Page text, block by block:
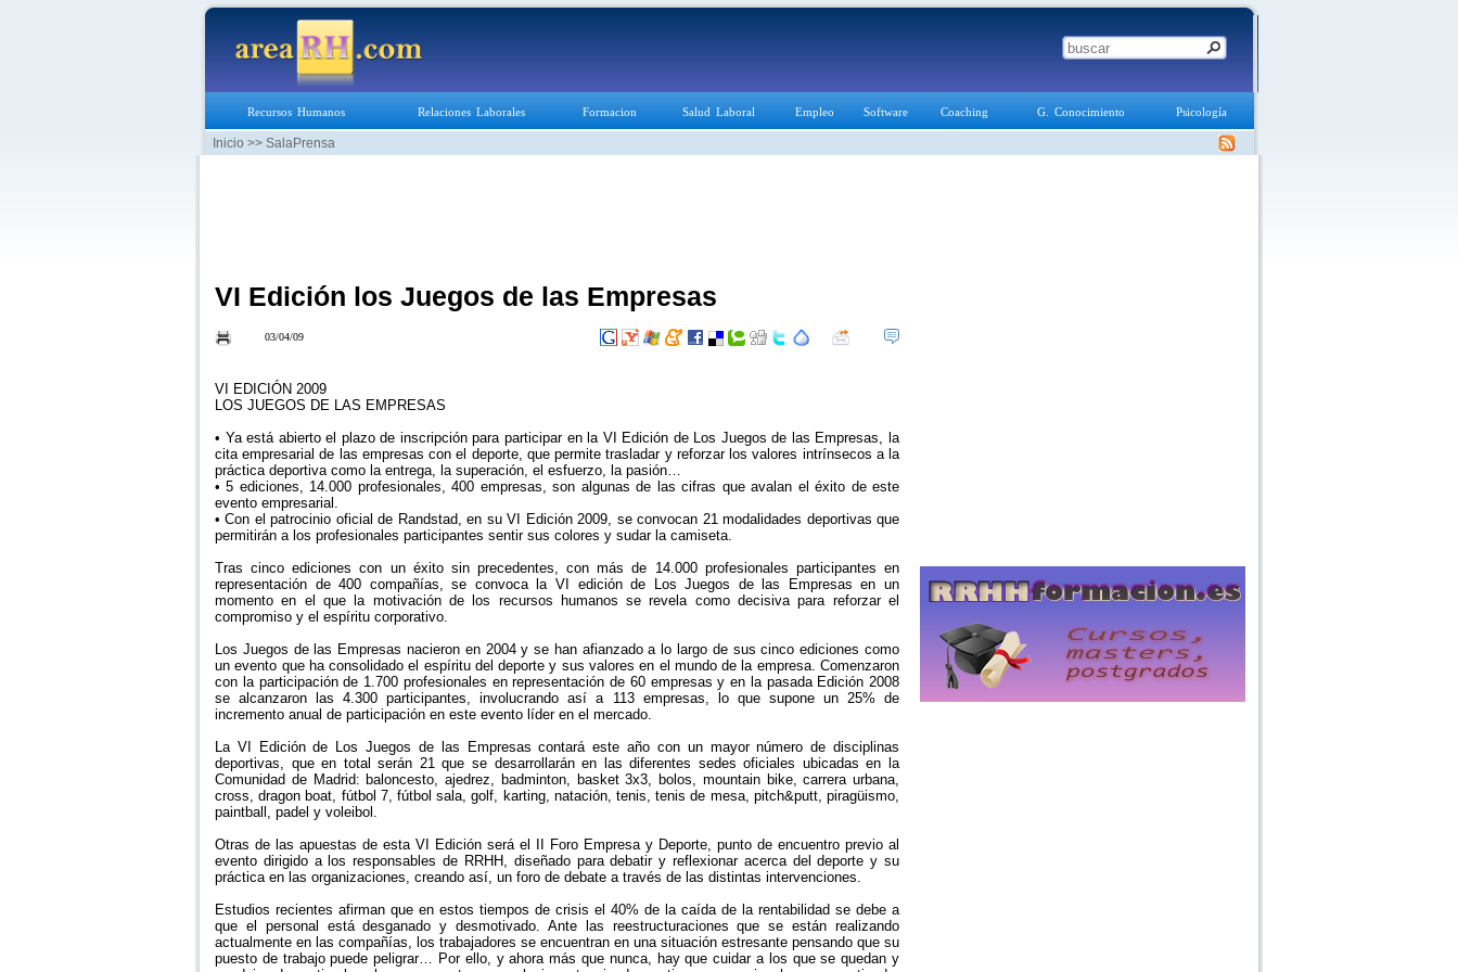
Recursos Humanos Relaciones Laborales Formacion Salud Laboral Empleo Software Coaching G. Conocimiento Psicología
Inicio >> SalaPrensa
VI Edición los Juegos de las Empresas
03/04/09
VI EDICIÓN 2009
LOS JUEGOS DE LAS EMPRESAS
• Ya está abierto el plazo de inscripción para participar en la VI Edición de Los Juegos de las Empresas, la
cita empresarial de las empresas con el deporte, que permite trasladar y reforzar los valores intrínsecos a la
práctica deportiva como la entrega, la superación, el esfuerzo, la pasión…
• 5 ediciones, 14.000 profesionales, 400 empresas, son algunas de las cifras que avalan el éxito de este
evento empresarial.
• Con el patrocinio oficial de Randstad, en su VI Edición 2009, se convocan 21 modalidades deportivas que
permitirán a los profesionales participantes sentir sus colores y sudar la camiseta.
Tras cinco ediciones con un éxito sin precedentes, con más de 14.000 profesionales participantes en
representación de 400 compañías, se convoca la VI edición de Los Juegos de las Empresas en un
momento en el que la motivación de los recursos humanos se revela como decisiva para reforzar el
compromiso y el espíritu corporativo.
Los Juegos de las Empresas nacieron en 2004 y se han afianzado a lo largo de sus cinco ediciones como
un evento que ha consolidado el espíritu del deporte y sus valores en el mundo de la empresa. Comenzaron
con la participación de 1.700 profesionales en representación de 60 empresas y en la pasada Edición 2008
se alcanzaron las 4.300 participantes, involucrando así a 113 empresas, lo que supone un 25% de
incremento anual de participación en este evento líder en el mercado.
La VI Edición de Los Juegos de las Empresas contará este año con un mayor número de disciplinas
deportivas, que en total serán 21 que se desarrollarán en las diferentes sedes oficiales ubicadas en la
Comunidad de Madrid: baloncesto, ajedrez, badminton, basket 3x3, bolos, mountain bike, carrera urbana,
cross, dragon boat, fútbol 7, fútbol sala, golf, karting, natación, tenis, tenis de mesa, pitch&putt, piragüismo,
paintball, padel y voleibol.
Otras de las apuestas de esta VI Edición será el II Foro Empresa y Deporte, punto de encuentro previo al
evento dirigido a los responsables de RRHH, diseñado para debatir y reflexionar acerca del deporte y su
práctica en las organizaciones, creando así, un foro de debate a través de las distintas intervenciones.
Estudios recientes afirman que en estos tiempos de crisis el 40% de la caída de la rentabilidad se debe a
que el personal está desganado y desmotivado. Ante las reestructuraciones que se están realizando
actualmente en las compañías, los trabajadores se encuentran en una situación estresante pensando que su
puesto de trabajo puede peligrar… Por ello, y ahora más que nunca, hay que cuidar a los que se quedan y